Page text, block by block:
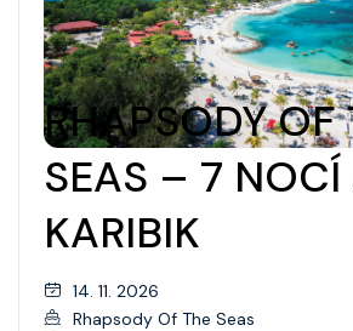
RHAPSODY OF
SEAS – 7 NOCÍ
KARIBIK
14. 11. 2026
Rhapsody Of The Seas